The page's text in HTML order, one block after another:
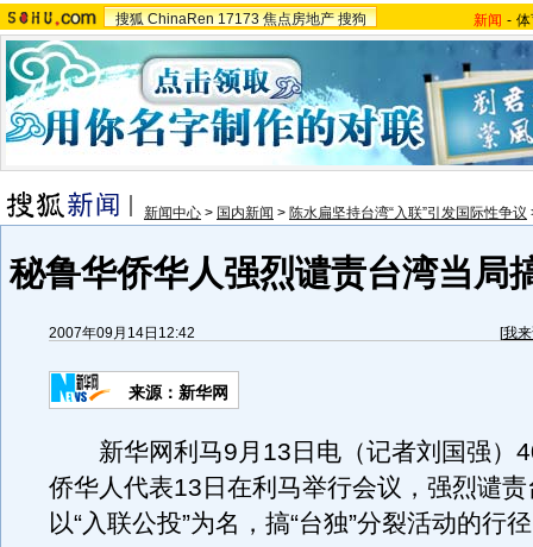
搜狐 ChinaRen 17173 焦点房地产 搜狗 新闻 -
新闻中心 > 国内新闻 > 陈水扁坚持台湾“入联”引发国际性争议
秘鲁华侨华人强烈谴责台湾当局
2007年09月14日12:42 [我
来源：新华网
新华网利马9月13日电（记者刘国强）
侨华人代表13日在利马举行会议，强烈谴
以“入联公投”为名，搞“台独”分裂活动的行